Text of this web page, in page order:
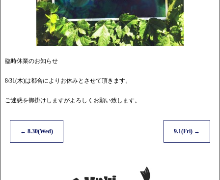
臨時休業のお知らせ
8/31(木)は都合によりお休みとさせて頂きます。
ご迷惑を御掛けしますがよろしくお願い致します。
← 8.30(Wed) 9.1(Fri) →